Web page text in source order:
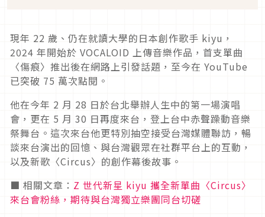
現年 22 歲、仍在就讀大學的日本創作歌手 kiyu，
2024 年開始於 VOCALOID 上傳音樂作品，首支單曲
〈傷痕〉推出後在網路上引發話題，至今在 YouTube
已突破 75 萬次點閱。
他在今年 2 月 28 日於台北舉辦人生中的第一場演唱
會，更在 5 月 30 日再度來台，登上台中赤聲躁動音樂
祭舞台。這次來台他更特別抽空接受台灣媒體聯訪，暢
談來台演出的回憶、與台灣觀眾在社群平台上的互動，
以及新歌〈Circus〉的創作幕後故事。
■ 相關文章： Z 世代新星 kiyu 攜全新單曲〈Circus〉
來台會粉絲，期待與台灣獨立樂團同台切磋